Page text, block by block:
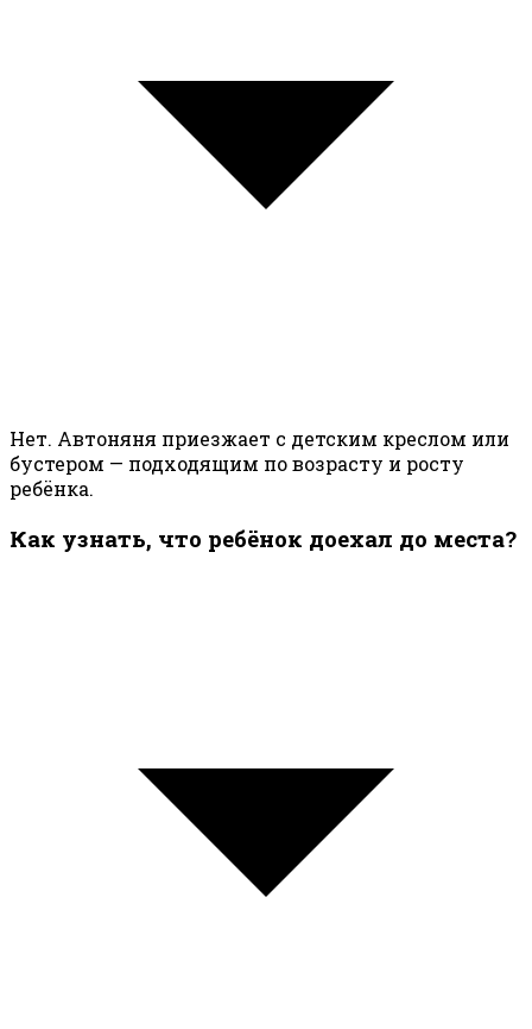
Нет. Автоняня приезжает с детским креслом или
бустером — подходящим по возрасту и росту
ребёнка.
Как узнать, что ребёнок доехал до места?